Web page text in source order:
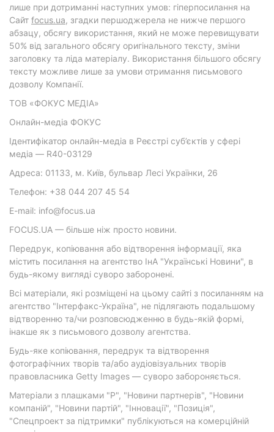
лише при дотриманні наступних умов: гіперпосилання на
Cайт focus.ua, згадки першоджерела не нижче першого
абзацу, обсягу використання, який не може перевищувати
50% від загального обсягу оригінального тексту, зміни
заголовку та ліда матеріалу. Використання більшого обсягу
тексту можливе лише за умови отримання письмового
дозволу Компанії.
ТОВ «ФОКУС МЕДІА»
Онлайн-медіа ФОКУС
Ідентифікатор онлайн-медіа в Реєстрі суб’єктів у сфері
медіа — R40-03129
Адреса: 01133, м. Київ, бульвар Лесі Українки, 26
Телефон: +38 044 207 45 54
E-mail: info@focus.ua
FOCUS.UA — більше ніж просто новини.
Передрук, копіювання або відтворення інформації, яка
містить посилання на агентство ІнА "Українські Новини", в
будь-якому вигляді суворо заборонені.
Всі матеріали, які розміщені на цьому сайті з посиланням на
агентство "Інтерфакс-Україна", не підлягають подальшому
відтворенню та/чи розповсюдженню в будь-якій формі,
інакше як з письмового дозволу агентства.
Будь-яке копіювання, передрук та відтворення
фотографічних творів та/або аудіовізуальних творів
правовласника Getty Images — суворо забороняється.
Матеріали з плашками "Р", "Новини партнерів", "Новини
компаній", "Новини партій", "Інновації", "Позиція",
"Спецпроект за підтримки" публікуються на комерційній